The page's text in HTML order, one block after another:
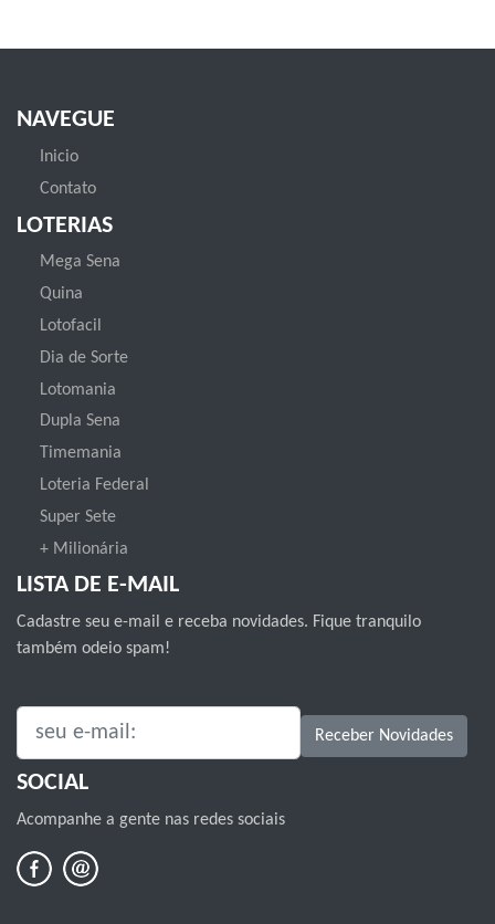
NAVEGUE
Inicio
Contato
LOTERIAS
Mega Sena
Quina
Lotofacil
Dia de Sorte
Lotomania
Dupla Sena
Timemania
Loteria Federal
Super Sete
+ Milionária
LISTA DE E-MAIL
Cadastre seu e-mail e receba novidades. Fique tranquilo
também odeio spam!
SEU E-MAIL: Receber Novidades
SOCIAL
Acompanhe a gente nas redes sociais